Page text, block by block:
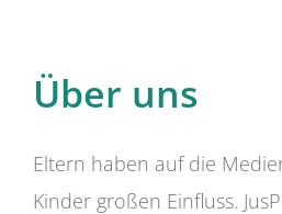
Über uns
Eltern haben auf die
Kinder großen Einfluss.